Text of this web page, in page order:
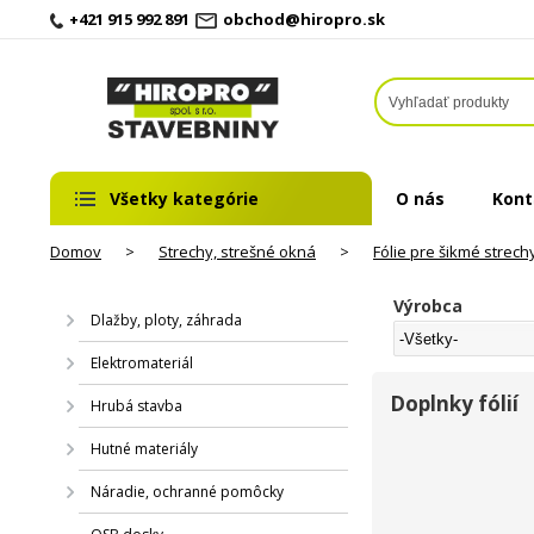
+421 915 992 891 obchod@hiropro.sk
Všetky kategórie O nás
Domov > Strechy, strešné okná > Fólie pre šikmé
Dlažby, ploty, záhrada
Elektromateriál
Hrubá stavba
Hutné materiály
Náradie, ochranné pomôcky
Výrobca
Doplnky fólií